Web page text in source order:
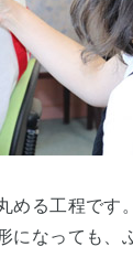
める工程です
になって も、